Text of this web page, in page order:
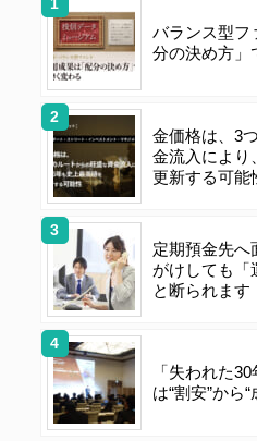
違反するおそれがある場合
もしくは抹消することができ
第４条（ユーザー名とパスワ
ユーザー名およびパスワー
責任において行うものとし
よびパスワードの第三者へ
渡、名義変更、売買、その
をしてはならないものとし
ワードの使用によって生じ
ものとし、当社は一切の責
第５条（著作権）
本サイトに掲載された情報
バランス型フ
分の決め方」
金価格は、3
金流入により
更新する可能
定期預金先へ
がけしても「
と断られます
「失われた
は“割安”から